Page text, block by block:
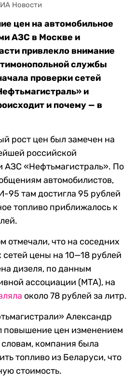
Новости
цен на автомобильное
АЗС в Москве и
привлекло внимание
службы
проверки сетей
и
и почему — в
рост цен был замечен на
российской
АЗС «Нефтьмагистраль». По
автомобилистов,
95 там достигла 95 рублей
топливо приближалось к
отмечали, что на соседних
сетей цены на 10—18 рублей
дизеля, по данным
ассоциации (МТА), на
около 78 рублей за литр.
Александр
повышение цен изменением
словам, компания была
топливо из Беларуси, что
стоимость.